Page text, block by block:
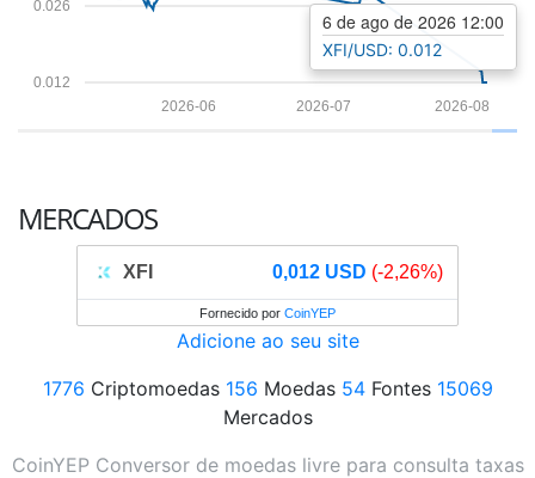
0.012
0.026
2026-08
2026-07
2026-06
6 de ago de 2026 12:00
XFI/USD: 0.012
MERCADOS
XFI 0,012 USD (-2,26%)
Fornecido por CoinYEP
Adicione ao seu site
1776 Criptomoedas 156 Moedas 54Fontes 15069
Mercados
CoinYEP Conversor de moedas livre para consulta taxas